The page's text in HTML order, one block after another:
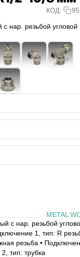
КОД:
с нар. резьбой угловой
METAL
с нар. резьбой
1, тип: R
резьба •
тип: трубка